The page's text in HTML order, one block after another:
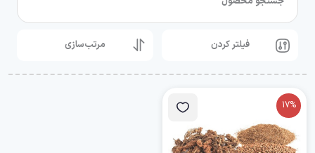
فیلتر کردن مرتب‌سازی
17%